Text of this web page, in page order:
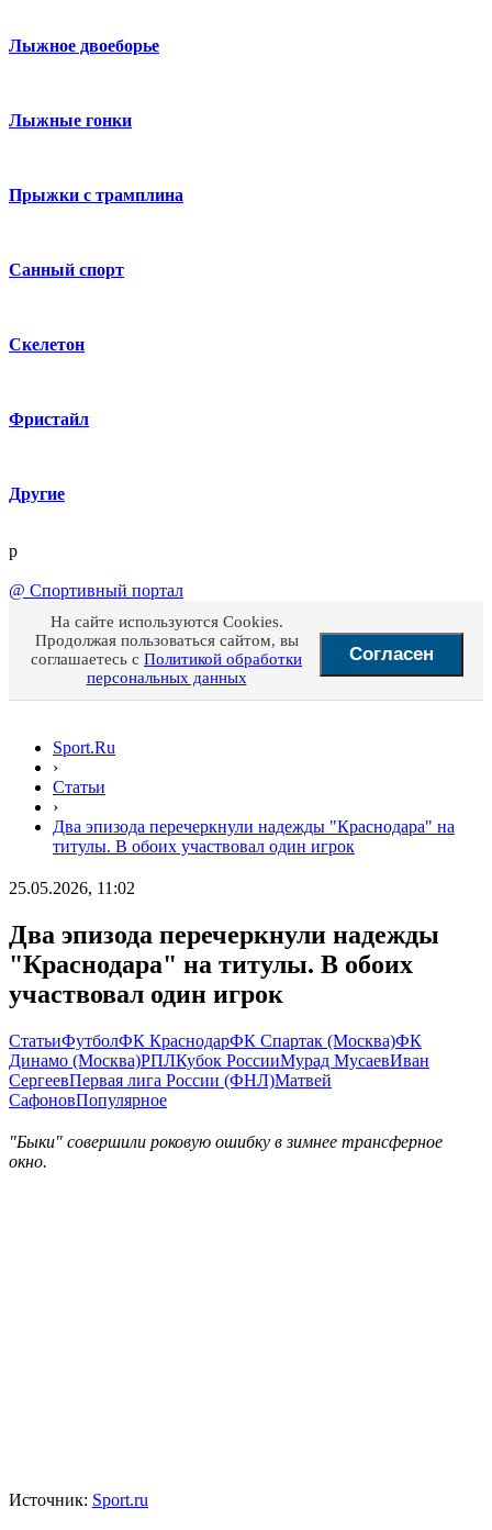
Лыжное двоеборье
Лыжные гонки
Прыжки с трамплина
Санный спорт
Скелетон
Фристайл
Другие
p
@ Спортивный портал
На сайте используются Cookies.
Продолжая пользоваться сайтом, вы
соглашаетесь с Политикой обработки
персональных данных
Согласен
Sport.Ru
›
Статьи
›
Два эпизода перечеркнули надежды "Краснодара" на
титулы. В обоих участвовал один игрок
25.05.2026, 11:02
Два эпизода перечеркнули надежды
"Краснодара" на титулы. В обоих
участвовал один игрок
СтатьиФутболФК КраснодарФК Спартак (Москва)ФК
Динамо (Москва)РПЛКубок РоссииМурад МусаевИван
СергеевПервая лига России (ФНЛ)Матвей
СафоновПопулярное
"Быки" совершили роковую ошибку в зимнее трансферное
окно.
Источник: Sport.ru